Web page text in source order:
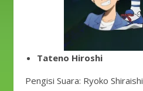
Tateno Hiroshi
Pengisi Suara: Ryoko Shiraishi